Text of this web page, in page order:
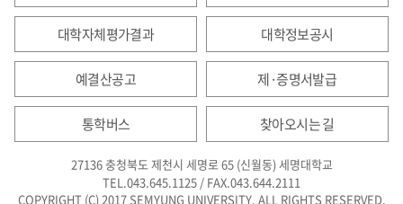
대학자체평가결과 대학정보공시
예결산공고 제·증명서발급
통학버스 찾아오시는 길
27136 충청북도 제천시 세명로 65 (신월동) 세명대학교
TEL.043.645.1125 / FAX.043.644.2111
COPYRIGHT (C) 2017 SEMYUNG UNIVERSITY. ALL RIGHTS RESERVED.